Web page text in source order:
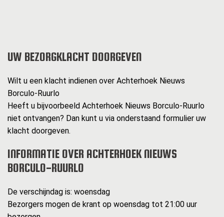
UW BEZORGKLACHT DOORGEVEN
Wilt u een klacht indienen over Achterhoek Nieuws
Borculo-Ruurlo
Heeft u bijvoorbeeld Achterhoek Nieuws Borculo-Ruurlo
niet ontvangen? Dan kunt u via onderstaand formulier uw
klacht doorgeven.
INFORMATIE OVER ACHTERHOEK NIEUWS
BORCULO-RUURLO
De verschijndag is: woensdag
Bezorgers mogen de krant op woensdag tot 21:00 uur